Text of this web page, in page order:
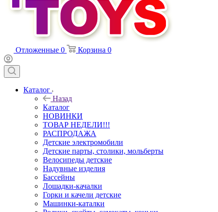
Отложенные 0 Корзина 0
Каталог
Назад
Каталог
НОВИНКИ
ТОВАР НЕДЕЛИ!!!
РАСПРОДАЖА
Детские электромобили
Детские парты, столики, мольберты
Велосипеды детские
Надувные изделия
Бассейны
Лошадки-качалки
Горки и качели детские
Машинки-каталки